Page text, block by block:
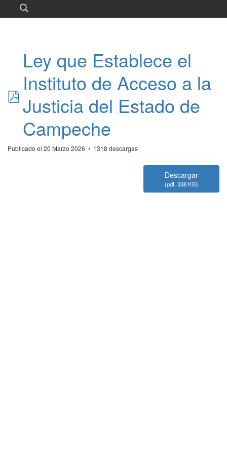
pdf
Ley que Establece el
Instituto de Acceso a la
Justicia del Estado de
Campeche
Publicado el 20 Marzo 2026 1318 descargas
Descargar
(pdf, 338 KB)